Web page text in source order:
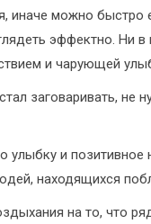
иначе можно
эффектно. Ни
и чарующей
заговаривать, не
улыбку и позитивное
находящихся
на то, что